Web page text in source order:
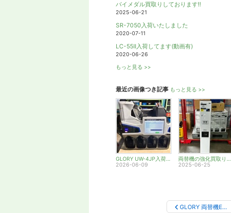
バイメダル買取りしております‼️
2025-06-21
SR-7050入荷いたしました
2020-07-11
LC-55II入荷してます(動画有)
2020-06-26
もっと見る >>
最近の画像つき記事 もっと見る >>
GLORY UW-4JP入荷です！
2026-06-09
両替機の強化買取り実施中です
2025-06-25
GLORY 両替機E…